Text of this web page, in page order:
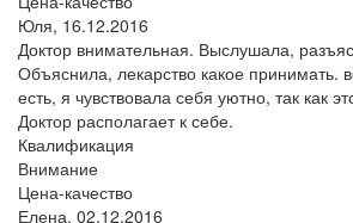
Юля, 16.12.2016
Доктор внимательная. Выслушала,
Объяснила, лекарство какое принимать.
есть, я чувствовала себя уютно, так как
Доктор располагает к себе.
Квалификация
Внимание
Цена-качество
Елена, 02.12.2016